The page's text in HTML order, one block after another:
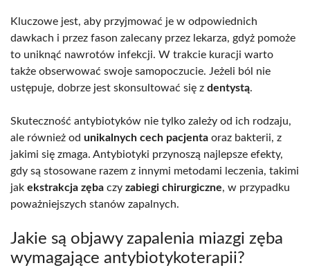
Kluczowe jest, aby przyjmować je w odpowiednich
dawkach i przez fason zalecany przez lekarza, gdyż pomoże
to uniknąć nawrotów infekcji. W trakcie kuracji warto
także obserwować swoje samopoczucie. Jeżeli ból nie
ustępuje, dobrze jest skonsultować się z dentystą.
Skuteczność antybiotyków nie tylko zależy od ich rodzaju,
ale również od unikalnych cech pacjenta oraz bakterii, z
jakimi się zmaga. Antybiotyki przynoszą najlepsze efekty,
gdy są stosowane razem z innymi metodami leczenia, takimi
jak ekstrakcja zęba czy zabiegi chirurgiczne, w przypadku
poważniejszych stanów zapalnych.
Jakie są objawy zapalenia miazgi zęba
wymagające antybiotykoterapii?